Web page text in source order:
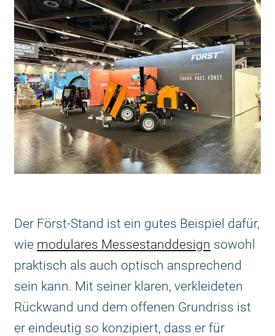
Der Först-Stand ist ein gutes Beispiel dafür,
wie modulares Messestanddesign sowohl
praktisch als auch optisch ansprechend
sein kann. Mit seiner klaren, verkleideten
Rückwand und dem offenen Grundriss ist
er eindeutig so konzipiert, dass er für